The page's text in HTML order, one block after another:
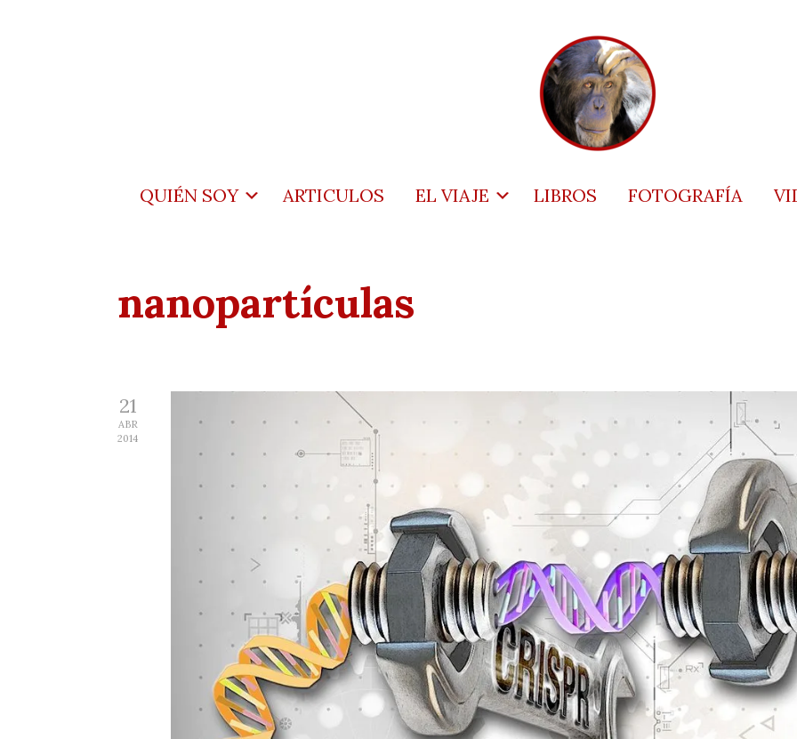
QUIÉN SOY ARTICULOS EL VIAJE LIBROS FOTOGRAFÍA
nanopartículas
21
ABR
2014